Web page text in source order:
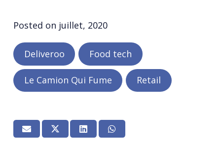
Posted on juillet, 2020
Deliveroo Food tech
Le Camion Qui Fume Retail